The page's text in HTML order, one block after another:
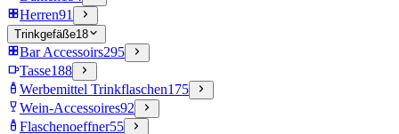
Herren91
Trinkgefäße18
Bar Accessoirs295
Tasse188
Werbemittel Trinkflaschen175
Wein-Accessoires92
Flaschenoeffner55